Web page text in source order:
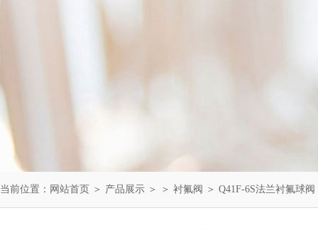
当前位置： 网站首页 ＞ 产品展示 ＞ ＞ 衬氟阀 ＞ Q41F-6S法兰衬氟球阀